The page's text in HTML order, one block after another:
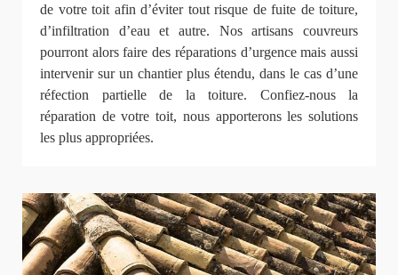
de votre toit afin d’éviter tout risque de fuite de toiture,
d’infiltration d’eau et autre. Nos artisans couvreurs
pourront alors faire des réparations d’urgence mais aussi
intervenir sur un chantier plus étendu, dans le cas d’une
réfection partielle de la toiture. Confiez-nous la
réparation de votre toit, nous apporterons les solutions
les plus appropriées.